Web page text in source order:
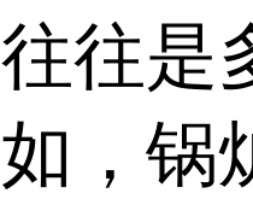
往是
，锅